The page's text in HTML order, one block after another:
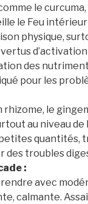
le
le Feu
physique,
des
pour les
rhizome, le
au niveau de
quantités,
des troubles
:
avec
calmante.